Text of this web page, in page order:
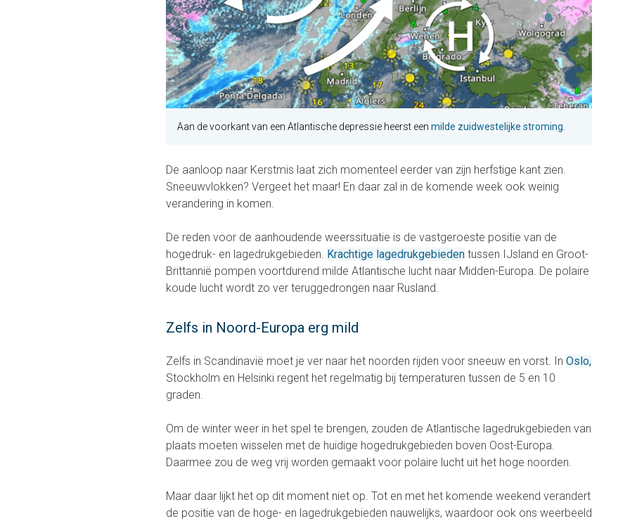
Aan de voorkant van een Atlantische depressie heerst een milde zuidwestelijke stroming.
De aanloop naar Kerstmis laat zich momenteel eerder van zijn herfstige kant zien.
Sneeuwvlokken? Vergeet het maar! En daar zal in de komende week ook weinig
verandering in komen.
De reden voor de aanhoudende weerssituatie is de vastgeroeste positie van de
hogedruk- en lagedrukgebieden. Krachtige lagedrukgebieden tussen IJsland en Groot-
Brittannië pompen voortdurend milde Atlantische lucht naar Midden-Europa. De polaire
koude lucht wordt zo ver teruggedrongen naar Rusland.
Zelfs in Noord-Europa erg mild
Zelfs in Scandinavië moet je ver naar het noorden rijden voor sneeuw en vorst. In Oslo,
Stockholm en Helsinki regent het regelmatig bij temperaturen tussen de 5 en 10
graden.
Om de winter weer in het spel te brengen, zouden de Atlantische lagedrukgebieden van
plaats moeten wisselen met de huidige hogedrukgebieden boven Oost-Europa.
Daarmee zou de weg vrij worden gemaakt voor polaire lucht uit het hoge noorden.
Maar daar lijkt het op dit moment niet op. Tot en met het komende weekend verandert
de positie van de hoge- en lagedrukgebieden nauwelijks, waardoor ook ons weerbeeld